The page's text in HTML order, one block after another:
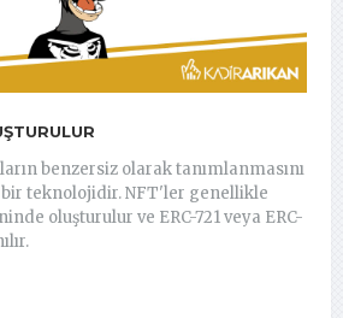
benzersiz olarak tanımlanmasını
teknolojidir. NFT'ler genellikle
oluşturulur ve ERC-721 veya ERC-